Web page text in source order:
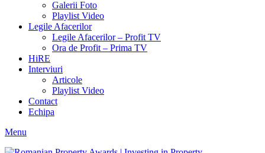
Galerii Foto
Playlist Video
Legile Afacerilor
Legile Afacerilor – Profit TV
Ora de Profit – Prima TV
HiRE
Interviuri
Articole
Playlist Video
Contact
Echipa
Menu